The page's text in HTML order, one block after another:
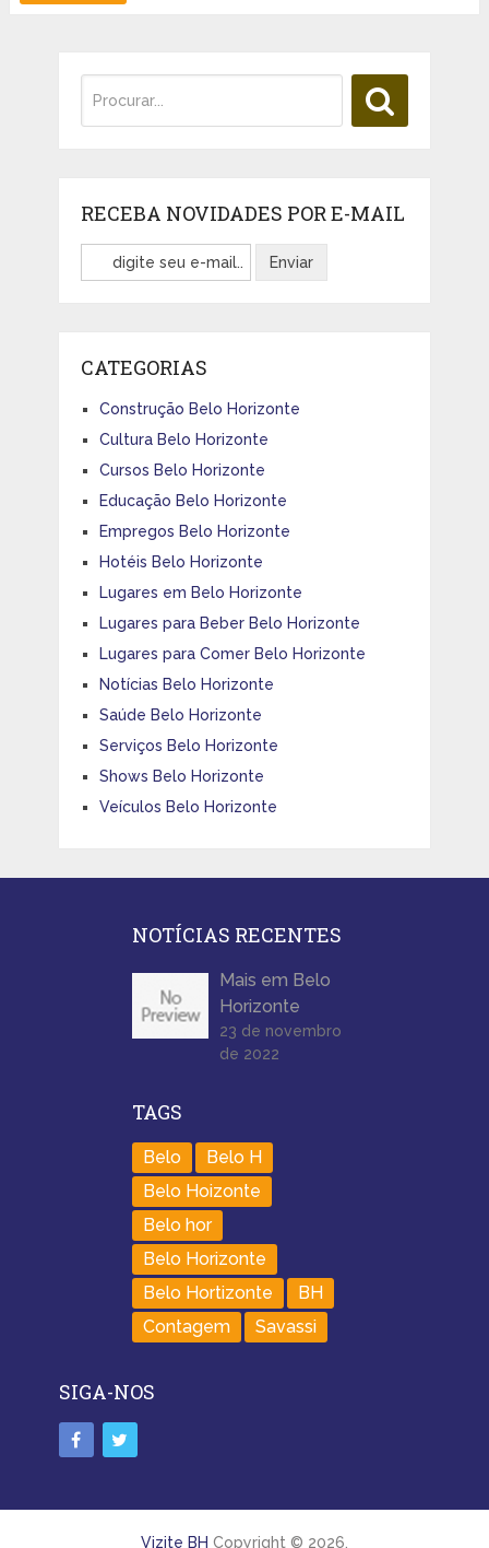
RECEBA NOVIDADES POR E-MAIL
CATEGORIAS
Construção Belo Horizonte
Cultura Belo Horizonte
Cursos Belo Horizonte
Educação Belo Horizonte
Empregos Belo Horizonte
Hotéis Belo Horizonte
Lugares em Belo Horizonte
Lugares para Beber Belo Horizonte
Lugares para Comer Belo Horizonte
Notícias Belo Horizonte
Saúde Belo Horizonte
Serviços Belo Horizonte
Shows Belo Horizonte
Veículos Belo Horizonte
NOTÍCIAS RECENTES
Mais em Belo
Horizonte
23 de novembro
de 2022
TAGS
Belo
Belo H
Belo Hoizonte
Belo hor
Belo Horizonte
Belo Hortizonte
BH
Contagem
Savassi
SIGA-NOS
Vizite BH Copyright © 2026.